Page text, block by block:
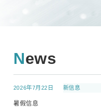
News
2026年7月22日 新信息
暑假信息